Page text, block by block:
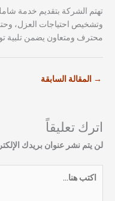
تهتم الشركة بتقديم خدمة
وتشخيص احتياجات العزل،
محترف ومتعاون يضمن تلبية
→ المقالة السابقة
اترك تعليقاً
لن يتم نشر عنوان بريدك
اكتب
هنا...